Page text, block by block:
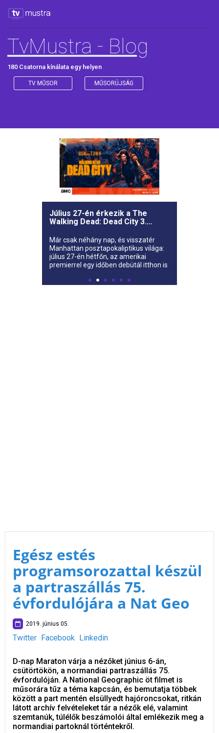
TvMustra - Blog
180 Csatorna kínálata egy helyen
TV MŰSOR MŰSORÚJSÁG
Július 27-én érkezik a The
Walking Dead: Dead City 3.
Már csak néhány nap, és visszatér
Manhattan posztapokaliptikus világa:
július 27-én hétfőn, az amerikai
premierrel egy időben debütál itthon is
City harmadik évada.
Egész estés
programsorozattal készül
a partraszállás 75.
évfordulójára a Nat Geo
2019. június 05.
Twitter Facebook Linkedin
D-nap Maraton várja a nézőket június 6-án,
csütörtökön, a normandiai partraszállás 75.
évfordulóján. A National Geographic öt filmet is
műsorára tűz a téma kapcsán, és bemutatja többek
között a part mentén elsüllyedt hajóroncsokat, ritkán
látott archív felvételeket tár a nézők elé, valamint
szemtanúk, túlélők beszámolói által emlékezik meg a
normandiai partoknál történtekről.